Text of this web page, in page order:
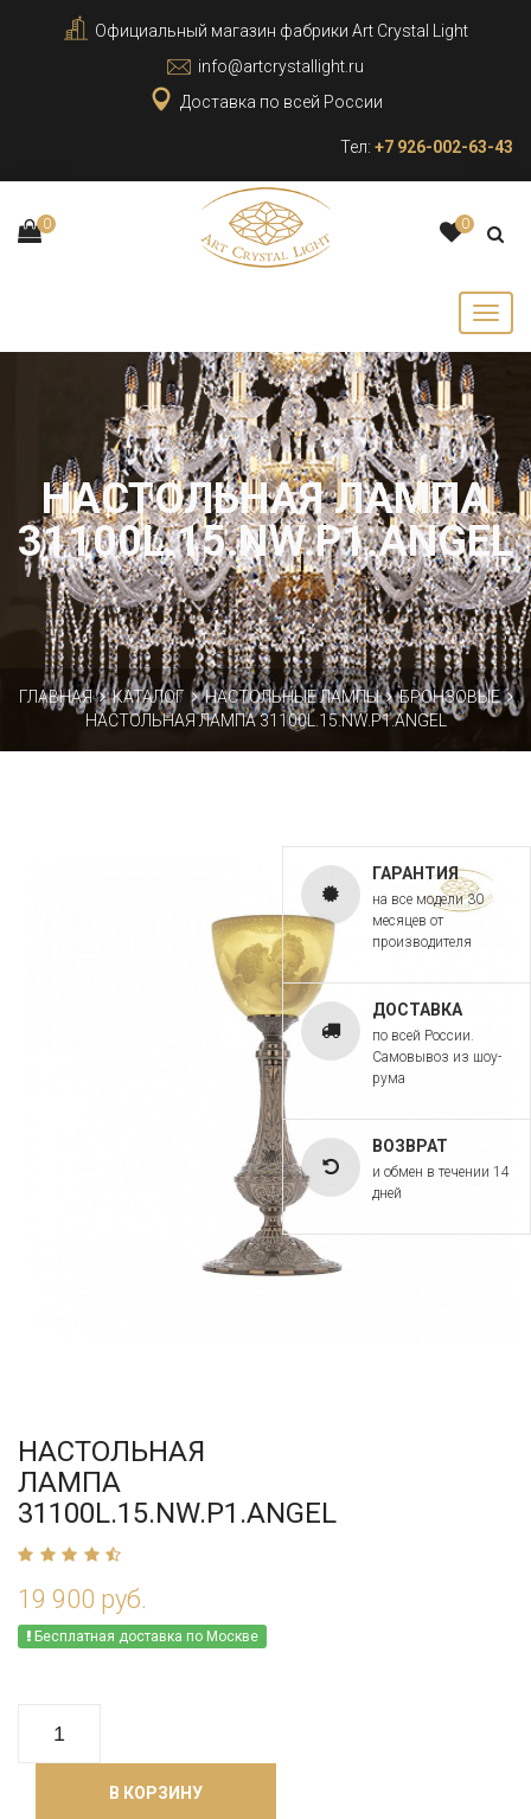
Официальный магазин фабрики Art Crystal Light
info@artcrystallight.ru
Доставка по всей России
Тел: +7 926-002-63-43
0 0
НАСТОЛЬНАЯ ЛАМПА
31100L.15.NW.P1.ANGEL
ГЛАВНАЯ КАТАЛОГ НАСТОЛЬНЫЕ ЛАМПЫ
БРОНЗОВЫЕ
НАСТОЛЬНАЯ ЛАМПА 31100L.15.NW.P1.ANGEL
НАСТОЛЬНАЯ
ЛАМПА
31100L.15.NW.P1.ANGEL
19 900 руб.
Бесплатная доставка по Москве
В КОРЗИНУ
ГАРАНТИЯ
на все модели 30
месяцев от
производителя
ДОСТАВКА
по всей России.
Самовывоз из шоу-
рума
ВОЗВРАТ
и обмен в течении 14
дней